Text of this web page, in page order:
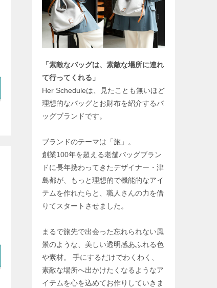
「素敵なバッグは、素敵な場所に連れ
て行ってくれる」
Her Scheduleは、見たことも無いほど
理想的なバッグとお財布を紹介するバ
ッグブランドです。
ブランドのテーマは「旅」。
創業100年を超える老舗バッグブラン
ドに長年携わってきたデザイナー・津
島都が、もっと理想的で機能的なアイ
テムを作れたらと、職人さんの力を借
りてスタートさせました。
まるで旅先で出会った忘れられない風
景のような、美しい透明感あふれる色
や素材。 手にするだけでわくわく、
素敵な場所へ出かけたくなるようなア
イテムを心を込めてお作りしていきま